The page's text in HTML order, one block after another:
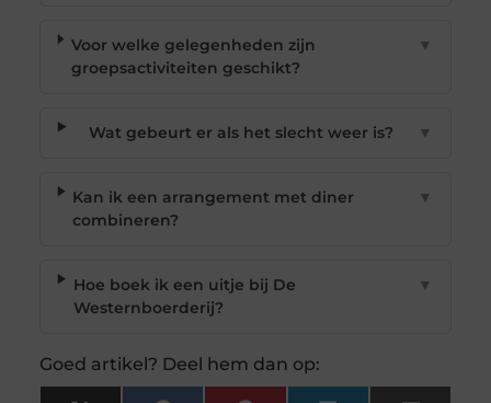
Voor welke gelegenheden zijn
groepsactiviteiten geschikt?
▼
Wat gebeurt er als het slecht weer is? ▼
Kan ik een arrangement met diner
combineren?
▼
Hoe boek ik een uitje bij De
Westernboerderij?
▼
Goed artikel? Deel hem dan op: